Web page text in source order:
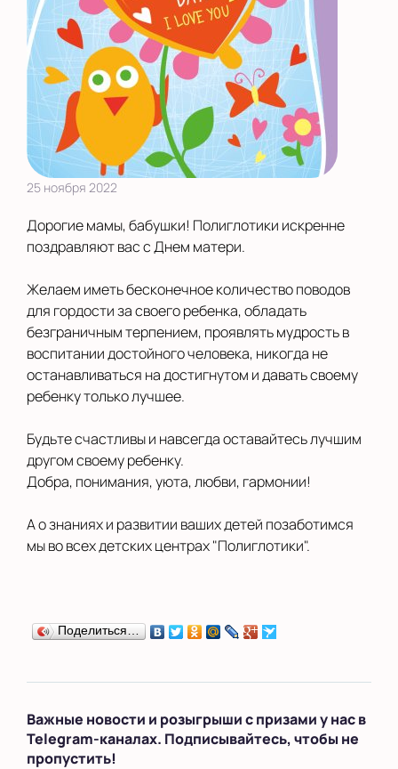
25 ноября 2022
Дорогие мамы, бабушки! Полиглотики искренне
поздравляют вас с Днем матери.
Желаем иметь бесконечное количество поводов
для гордости за своего ребенка, обладать
безграничным терпением, проявлять мудрость в
воспитании достойного человека, никогда не
останавливаться на достигнутом и давать своему
ребенку только лучшее.
Будьте счастливы и навсегда оставайтесь лучшим
другом своему ребенку.
Добра, понимания, уюта, любви, гармонии!
А о знаниях и развитии ваших детей позаботимся
мы во всех детских центрах "Полиглотики".
Поделиться…
Важные новости и розыгрыши с призами у нас в
Telegram-каналах. Подписывайтесь, чтобы не
пропустить!